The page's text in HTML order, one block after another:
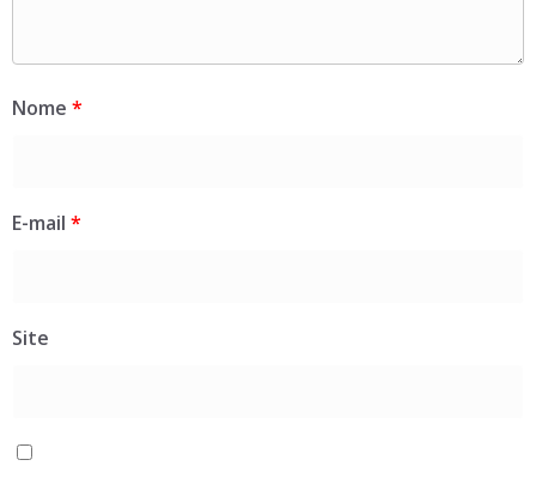
Nome *
E-mail *
Site